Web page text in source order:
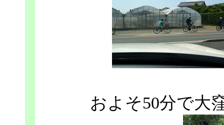
およそ50分で大